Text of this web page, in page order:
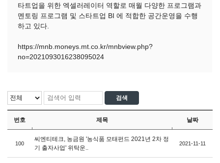
타트업을 위한 엑셀러레이터 역할로 매월 다양한 프로그램과
멘토링 프로그램 및 스타트업 BI 에 적합한 공간운영을 수행
하고 있다.
https://mnb.moneys.mt.co.kr/mnbview.php?
no=2021093016238095024
번호 제목 날짜
100
씨엔티테크, 농금원 '농식품 모태펀드 2021년 2차 정
기 출자사업' 위탁운..
2021-11-11